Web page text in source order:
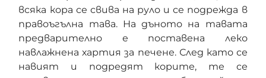
всяка кора се свива на руло и се подрежда в
правоъгълна тава. На дъното на тавата
предварително е поставена леко
навлажнена хартия за печене. След като се
навият и подредят корите, те се